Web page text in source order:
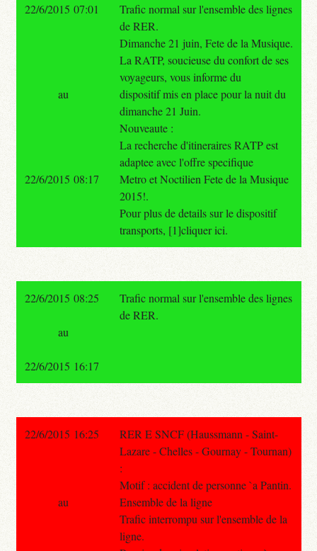
22/6/2015 07:01
Trafic normal sur l'ensemble des lignes
de RER.
Dimanche 21 juin, Fete de la Musique.
La RATP, soucieuse du confort de ses
voyageurs, vous informe du
dispositif mis en place pour la nuit du
dimanche 21 Juin.
Nouveaute :
La recherche d'itineraires RATP est
adaptee avec l'offre specifique
Metro et Noctilien Fete de la Musique
2015!.
Pour plus de details sur le dispositif
transports, [1]cliquer ici.
au
22/6/2015 08:17
22/6/2015 08:25
Trafic normal sur l'ensemble des lignes
de RER.
au
22/6/2015 16:17
22/6/2015 16:25
RER E SNCF (Haussmann - Saint-
Lazare - Chelles - Gournay - Tournan)
:
Motif : accident de personne `a Pantin.
Ensemble de la ligne
Trafic interrompu sur l'ensemble de la
ligne.
au